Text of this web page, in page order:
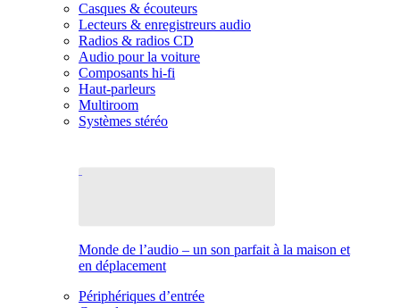
Casques & écouteurs
Lecteurs & enregistreurs audio
Radios & radios CD
Audio pour la voiture
Composants hi-fi
Haut-parleurs
Multiroom
Systèmes stéréo
Monde de l’audio – un son parfait à la maison et
en déplacement
Périphériques d’entrée